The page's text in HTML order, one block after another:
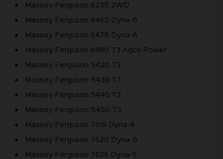
Massey Ferguson 6235 2WD
Massey Ferguson 6465 Dyna-6
Massey Ferguson 6475 Dyna-6
Massey Ferguson 6480 T3 Agco Power
Massey Ferguson 5420 T3
Massey Ferguson 5430 T3
Massey Ferguson 5440 T3
Massey Ferguson 5450 T3
Massey Ferguson 7619 Dyna-6
Massey Ferguson 7620 Dyna-6
Massey Ferguson 7626 Dyna-6